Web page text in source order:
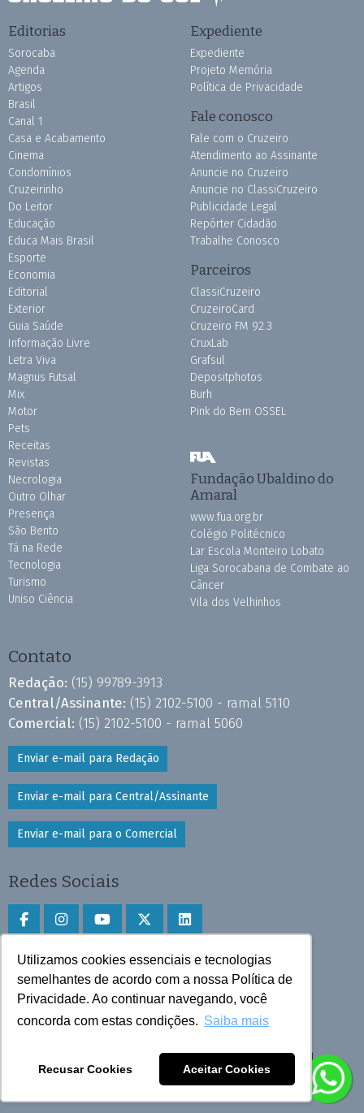
Utilizamos cookies essenciais e tecnologias
semelhantes de acordo com a nossa Política de
Privacidade. Ao continuar navegando, você
concorda com estas condições. Saiba mais
Recusar Cookies Aceitar Cookies
Editorias
Sorocaba
Agenda
Artigos
Brasil
Canal 1
Casa e Acabamento
Cinema
Condomínios
Cruzeirinho
Do Leitor
Educação
Educa Mais Brasil
Esporte
Economia
Editorial
Exterior
Guia Saúde
Informação Livre
Letra Viva
Magnus Futsal
Mix
Motor
Pets
Receitas
Revistas
Necrologia
Outro Olhar
Presença
São Bento
Tá na Rede
Tecnologia
Turismo
Uniso Ciência
Expediente
Expediente
Projeto Memória
Política de Privacidade
Fale conosco
Fale com o Cruzeiro
Atendimento ao Assinante
Anuncie no Cruzeiro
Anuncie no ClassiCruzeiro
Publicidade Legal
Repórter Cidadão
Trabalhe Conosco
Parceiros
ClassiCruzeiro
CruzeiroCard
Cruzeiro FM 92.3
CruxLab
Grafsul
Depositphotos
Burh
Pink do Bem OSSEL
Fundação Ubaldino do
Amaral
www.fua.org.br
Colégio Politécnico
Lar Escola Monteiro Lobato
Liga Sorocabana de Combate ao
Câncer
Vila dos Velhinhos
Contato
Redação: (15) 99789-3913
Central/Assinante: (15) 2102-5100 - ramal 5110
Comercial: (15) 2102-5100 - ramal 5060
Enviar e-mail para Redação
Enviar e-mail para Central/Assinante
Enviar e-mail para o Comercial
Redes Sociais
Faça download do aplicativo
Play Store e App Store
Todos os direitos reservados © 2025 Cruzeiro do Sul